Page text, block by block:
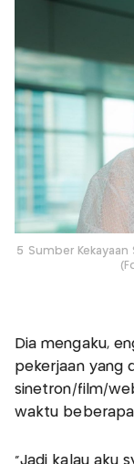
5 Sumber Kekayaan
Dia mengaku,
pekerjaan yang
sinetron/film/
waktu beberapa
“Jadi kalau aku